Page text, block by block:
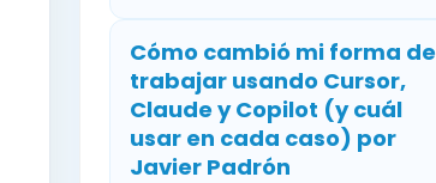
Cómo cambió mi forma de
trabajar usando Cursor,
Claude y Copilot (y cuál
usar en cada caso) por
Javier Padrón